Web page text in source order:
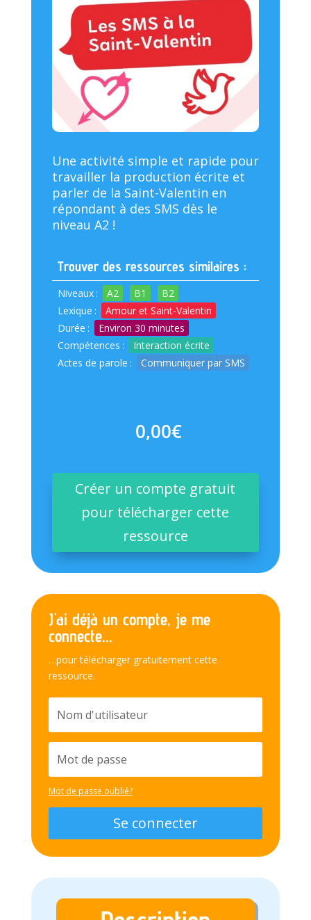
Une activité simple et rapide pour
travailler la production écrite et
parler de la Saint-Valentin en
répondant à des SMS dès le
niveau A2 !
Trouver des ressources similaires :
Niveaux : A2 B1
B2
Lexique :
Amour et Saint-Valentin
Durée :
Environ 30 minutes
Compétences :
Interaction écrite
Actes de parole : Communiquer par SMS
0,00€
Créer un compte gratuit
pour télécharger cette
ressource
J'ai déjà un compte, je me
connecte...
…pour télécharger gratuitement cette
ressource.
Mot de passe oublié?
Se connecter